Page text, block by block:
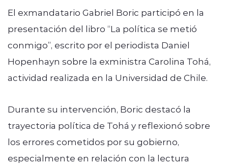
El exmandatario Gabriel Boric participó en la
presentación del libro “La política se metió
conmigo”, escrito por el periodista Daniel
Hopenhayn sobre la exministra Carolina Tohá,
actividad realizada en la Universidad de Chile.
Durante su intervención, Boric destacó la
trayectoria política de Tohá y reflexionó sobre
los errores cometidos por su gobierno,
especialmente en relación con la lectura